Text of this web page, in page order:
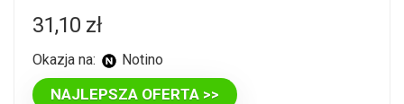
31,10 zł
Okazja na: Notino
NAJLEPSZA OFERTA >>